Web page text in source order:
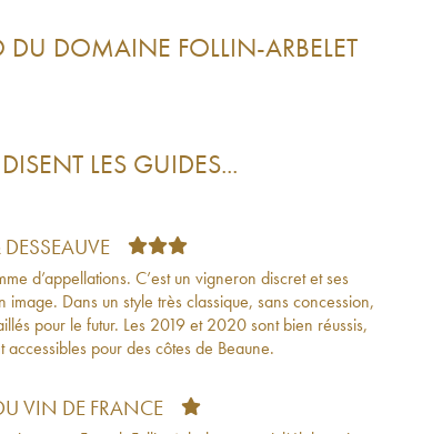
DU DOMAINE FOLLIN-ARBELET
LES GUIDES...
d’appellations. C’est un vigneron discret et ses
image. Dans un style très classique, sans concession,
pour le futur. Les 2019 et 2020 sont bien réussis,
accessibles pour des côtes de Beaune.
VIN DE FRANCE